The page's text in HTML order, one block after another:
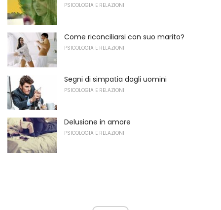
PSICOLOGIA E RELAZIONI
Come riconciliarsi con suo marito?
PSICOLOGIA E RELAZIONI
Segni di simpatia dagli uomini
PSICOLOGIA E RELAZIONI
Delusione in amore
PSICOLOGIA E RELAZIONI